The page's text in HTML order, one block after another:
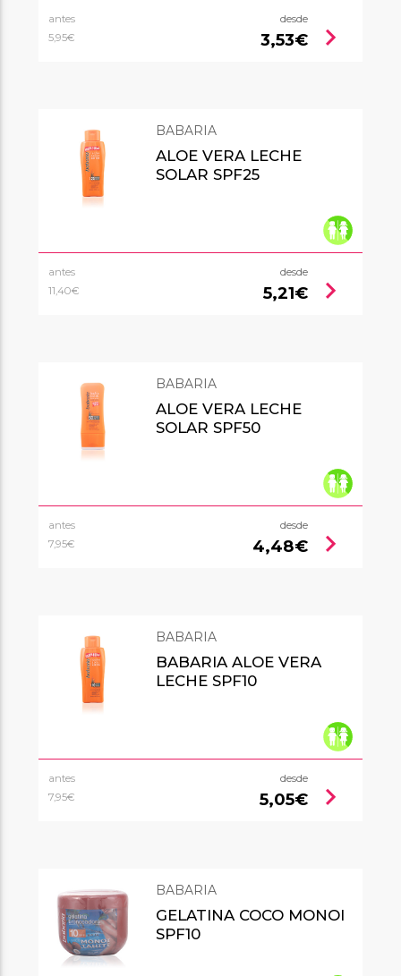
antes
5,95€
desde
3,53€ chevron_right
BABARIA
ALOE VERA LECHE
SOLAR SPF25
antes
11,40€
desde
5,21€ chevron_right
BABARIA
ALOE VERA LECHE
SOLAR SPF50
antes
7,95€
desde
4,48€ chevron_right
BABARIA
BABARIA ALOE VERA
LECHE SPF10
antes
7,95€
desde
5,05€ chevron_right
BABARIA
GELATINA COCO MONOI
SPF10